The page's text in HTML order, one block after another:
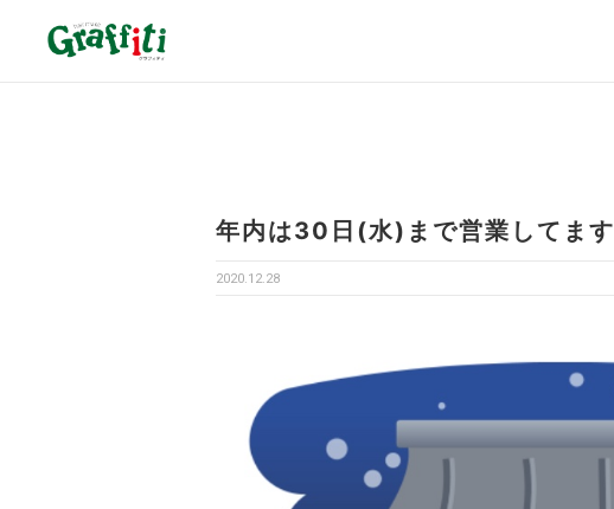
年内は30日(水)まで営業してます
2020.12.28